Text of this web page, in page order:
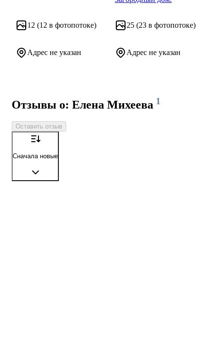
12 (12 в фотопотоке)
Адрес не указан
Благородная классика.
25 (23 в фотопотоке)
Адрес не указан
Отзывы о: Елена Михеева 1
Оставить отзыв
Сначала новые